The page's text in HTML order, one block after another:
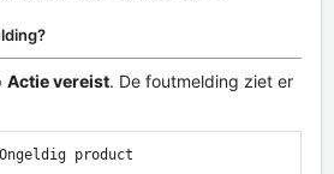
Actie vereist. De foutmelding ziet er
product